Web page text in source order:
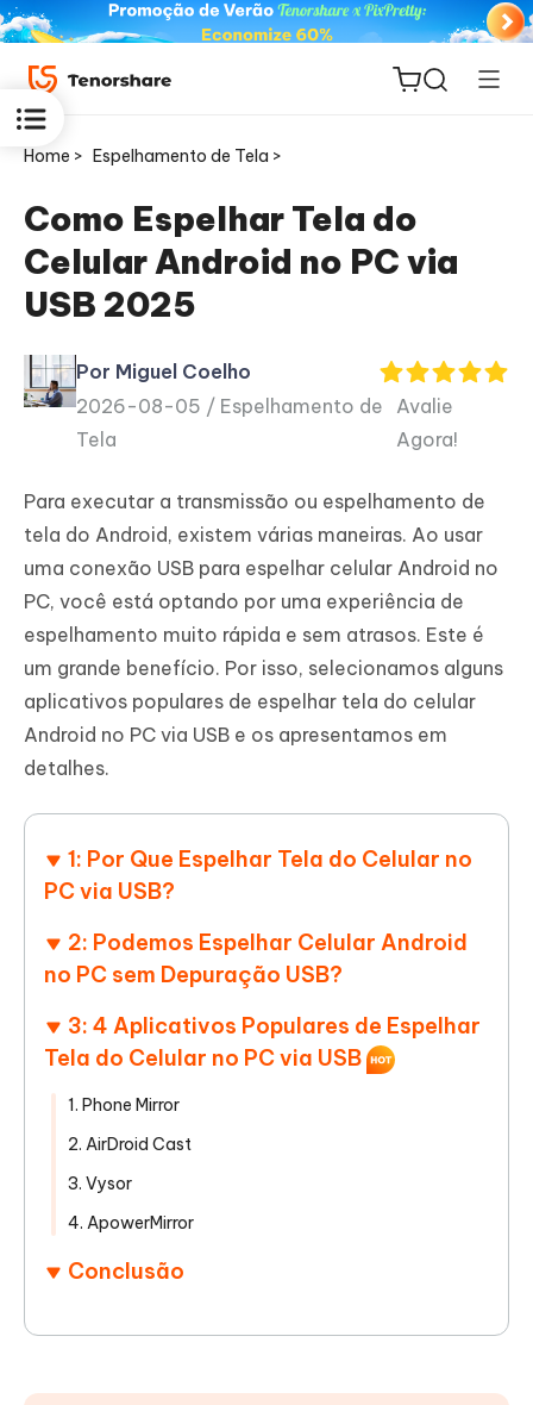
ReiBoot
for iOS
PDNob
PDF
Editor
Novo
iAnyGo
Home > Espelhamento de Tela >
Como Espelhar Tela do
Celular Android no PC via
USB 2025
Por Miguel Coelho
2026-08-05 / Espelhamento de
Tela
Avalie
Agora!
Para executar a transmissão ou espelhamento de
tela do Android, existem várias maneiras. Ao usar
uma conexão USB para espelhar celular Android no
PC, você está optando por uma experiência de
espelhamento muito rápida e sem atrasos. Este é
um grande benefício. Por isso, selecionamos alguns
aplicativos populares de espelhar tela do celular
Android no PC via USB e os apresentamos em
detalhes.
1: Por Que Espelhar Tela do Celular no
PC via USB?
2: Podemos Espelhar Celular Android
no PC sem Depuração USB?
3: 4 Aplicativos Populares de Espelhar
Tela do Celular no PC via USB
1. Phone Mirror
2. AirDroid Cast
3. Vysor
4. ApowerMirror
Conclusão